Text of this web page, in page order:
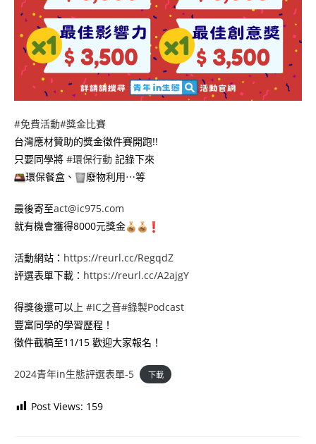
#免費活動#獎金比賽
台灣應材贊助的獎金徵件賽開跑!!
只要同學將 #環保行動 記錄下來
環保餐盒、
廢物利用⋯等
最後寄至act@ic975.com
就有機會獲得8000元獎金
活動網站： https://reurl.cc/RegqdZ
評選表單下載： https://reurl.cc/A2ajgY
得獎後還可以上 #IC之音#錄製Podcast
豐富同學的學習歷程！
徵件截稿至11/15 歡迎大家報名！
2024青年in生態評選表單-5 下載
Post Views: 159